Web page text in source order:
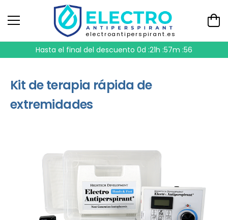
electroantiperspirant.es
Hasta el final del descuento 0d :21h :57m :56
Kit de terapia rápida de
extremidades